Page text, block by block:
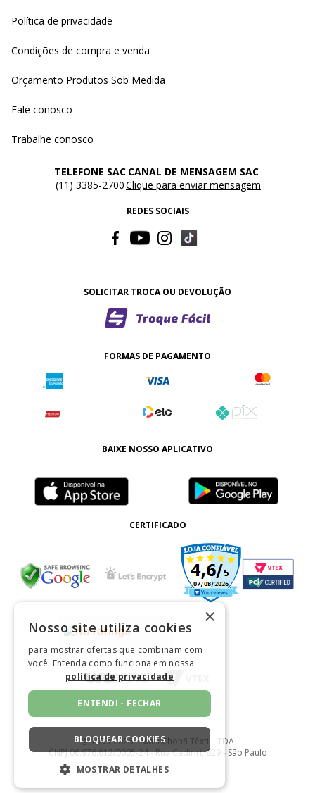
Política de privacidade
Condições de compra e venda
Orçamento Produtos Sob Medida
Fale conosco
Trabalhe conosco
TELEFONE SAC
(11) 3385-2700
CANAL DE MENSAGEM SAC
Clique para enviar mensagem
REDES SOCIAIS
SOLICITAR TROCA OU DEVOLUÇÃO
FORMAS DE PAGAMENTO
BAIXE NOSSO APLICATIVO
CERTIFICADO
@ 1933-2026 - Niazi Chohfi Têxtil LTDA
CNPJ 06.976.612/0005-24 - Rua Cadiriri, 629 - São Paulo
×
Nosso site utiliza cookies
para mostrar ofertas que combinam com
você. Entenda como funciona em nossa
política de privacidade
ENTENDI - FECHAR
BLOQUEAR COOKIES
MOSTRAR DETALHES